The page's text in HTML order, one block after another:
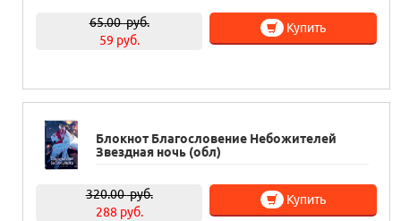
65.00руб.
59 руб.
Купить
Блокнот Благословение Небожителей
Звездная ночь (обл)
320.00руб.
288 руб.
Купить